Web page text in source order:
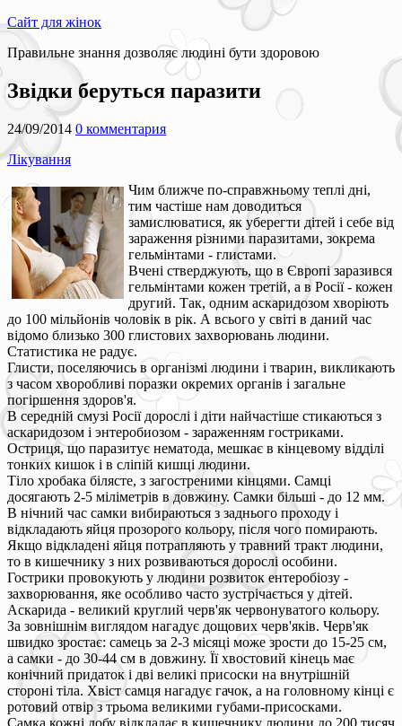
Сайт для жінок
Правильне знання дозволяє людині бути здоровою
Звідки беруться паразити
24/09/2014 0 комментария
Лікування
Чим ближче по-справжньому теплі дні,
тим частіше нам доводиться
замислюватися, як уберегти дітей і себе від
зараження різними паразитами, зокрема
гельмінтами - глистами.
Вчені стверджують, що в Європі заразився
гельмінтами кожен третій, а в Росії - кожен
другий. Так, одним аскаридозом хворіють
до 100 мільйонів чоловік в рік. А всього у світі в даний час
відомо близько 300 глистових захворювань людини.
Статистика не радує.
Глисти, поселяючись в організмі людини і тварин, викликають
з часом хворобливі поразки окремих органів і загальне
погіршення здоров'я.
В середній смузі Росії дорослі і діти найчастіше стикаються з
аскаридозом і энтеробиозом - зараженням гостриками.
Остриця, що паразитує нематода, мешкає в кінцевому відділі
тонких кишок і в сліпій кишці людини.
Тіло хробака білясте, з загостреними кінцями. Самці
досягають 2-5 міліметрів в довжину. Самки більші - до 12 мм.
В нічний час самки вибираються з заднього проходу і
відкладають яйця прозорого кольору, після чого помирають.
Якщо відкладені яйця потрапляють у травний тракт людини,
то в кишечнику з них розвиваються дорослі особини.
Гострики провокують у людини розвиток ентеробіозу -
захворювання, яке особливо часто зустрічається у дітей.
Аскарида - великий круглий черв'як червонуватого кольору.
За зовнішнім виглядом нагадує дощових черв'яків. Черв'як
швидко зростає: самець за 2-3 місяці може зрости до 15-25 см,
а самки - до 30-44 см в довжину. Її хвостовий кінець має
конічний придаток і дві великі присоски на внутрішній
стороні тіла. Хвіст самця нагадує гачок, а на головному кінці є
ротовий отвір з трьома великими губами-присосками.
Самка кожні добу відкладає в кишечнику людини до 200 тисяч